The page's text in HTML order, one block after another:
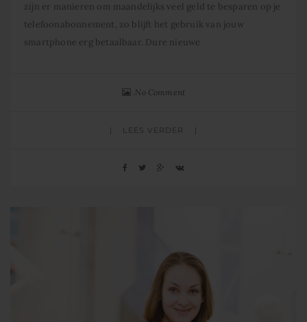
zijn er manieren om maandelijks veel geld te besparen op je
telefoonabonnement, zo blijft het gebruik van jouw
smartphone erg betaalbaar. Dure nieuwe
No Comment
LEES VERDER